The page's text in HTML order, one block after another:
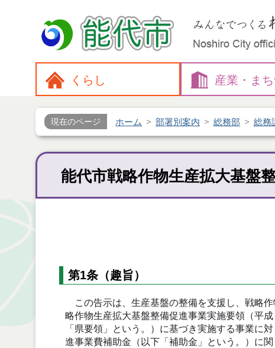
くらし 産業・ ま
現在のページ ホーム 部署別案内 総務部 総務
能代市戦略作物生産拡大基盤
第1条（趣旨）
この告示は、生産基盤の整備を支援し、戦略
略作物生産拡大基盤整備促進事業実施要領（平
「県要領」という。）に基づき実施する事業に
進事業費補助金（以下「補助金」という。）に